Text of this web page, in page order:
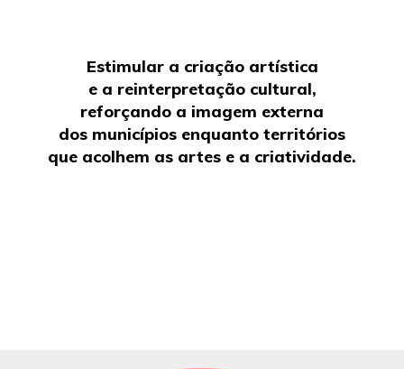
Estimular a criação artística
e a reinterpretação cultural,
reforçando a imagem externa
dos municípios enquanto territórios
que acolhem as artes e a criatividade.